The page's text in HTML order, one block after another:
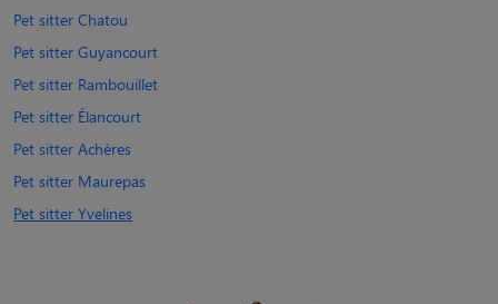
Pet sitter Chatou
Pet sitter Guyancourt
Pet sitter Rambouillet
Pet sitter Élancourt
Pet sitter Achères
Pet sitter Maurepas
Pet sitter Yvelines